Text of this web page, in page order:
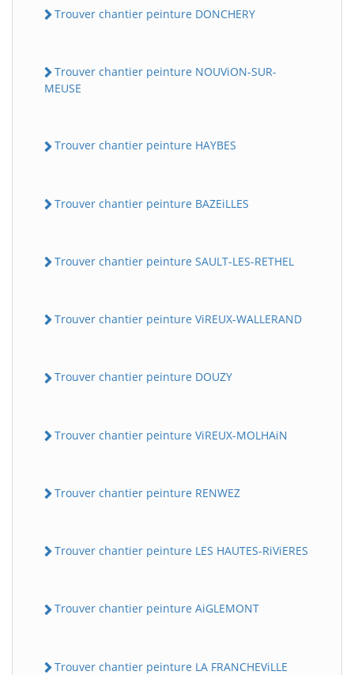
Trouver chantier peinture DONCHERY
Trouver chantier peinture NOUViON-SUR-
MEUSE
Trouver chantier peinture HAYBES
Trouver chantier peinture BAZEiLLES
Trouver chantier peinture SAULT-LES-RETHEL
Trouver chantier peinture ViREUX-WALLERAND
Trouver chantier peinture DOUZY
Trouver chantier peinture ViREUX-MOLHAiN
Trouver chantier peinture RENWEZ
Trouver chantier peinture LES HAUTES-RiViERES
Trouver chantier peinture AiGLEMONT
Trouver chantier peinture LA FRANCHEViLLE